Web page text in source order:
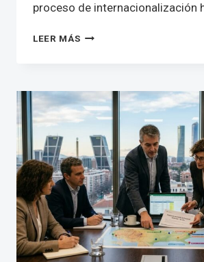
proceso de internacionalización
LEER MÁSLAS
ENTRADA
DE
PERSONAL
TÉCNICO
EN
ESTADOS
UNIDOS
CON
VISADOS
E-
1
Y